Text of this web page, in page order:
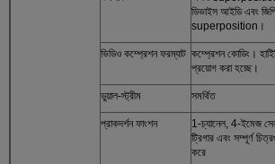
ডিভাইস আইডি এবং
superposition।
ভিডিও কম্প্রেশন ফরম্যাট কম্প্রেশন কোডিং।
প্রয়োগ করা হচ্ছে।
ডুয়াল-স্ট্রীম সমর্থিত
প্রাকদর্শন ফাংশন
1-চ্যানেল, 4-ইমেজ
ট্রিগার এবং সম্পূর্ণ
করে